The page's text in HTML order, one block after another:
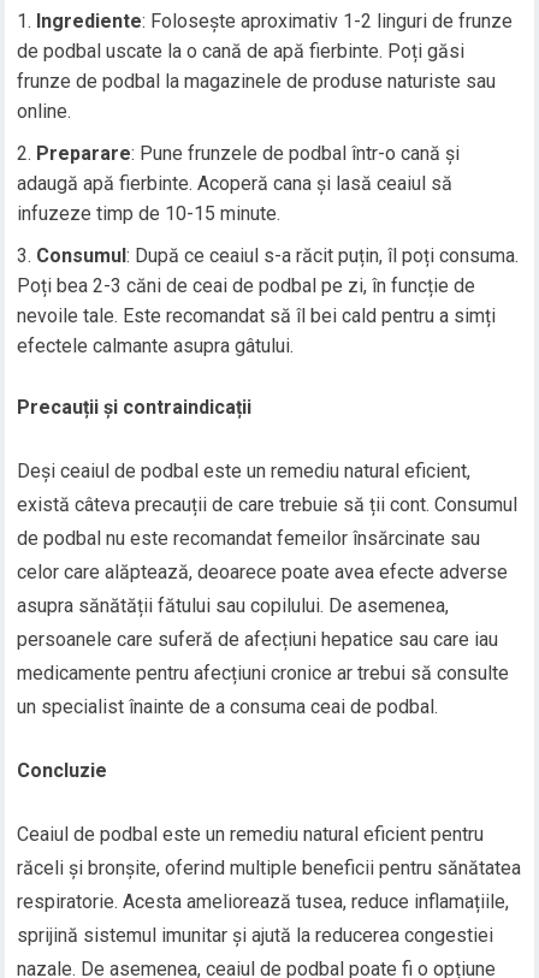
Ingrediente: Folosește aproximativ 1-2 linguri de frunze
de podbal uscate la o cană de apă fierbinte. Poți găsi
frunze de podbal la magazinele de produse naturiste sau
online.
Preparare: Pune frunzele de podbal într-o cană și
adaugă apă fierbinte. Acoperă cana și lasă ceaiul să
infuzeze timp de 10-15 minute.
Consumul: După ce ceaiul s-a răcit puțin, îl poți consuma.
Poți bea 2-3 căni de ceai de podbal pe zi, în funcție de
nevoile tale. Este recomandat să îl bei cald pentru a simți
efectele calmante asupra gâtului.
Precauții și contraindicații
Deși ceaiul de podbal este un remediu natural eficient,
există câteva precauții de care trebuie să ții cont. Consumul
de podbal nu este recomandat femeilor însărcinate sau
celor care alăptează, deoarece poate avea efecte adverse
asupra sănătății fătului sau copilului. De asemenea,
persoanele care suferă de afecțiuni hepatice sau care iau
medicamente pentru afecțiuni cronice ar trebui să consulte
un specialist înainte de a consuma ceai de podbal.
Concluzie
Ceaiul de podbal este un remediu natural eficient pentru
răceli și bronșite, oferind multiple beneficii pentru sănătatea
respiratorie. Acesta ameliorează tusea, reduce inflamațiile,
sprijină sistemul imunitar și ajută la reducerea congestiei
nazale. De asemenea, ceaiul de podbal poate fi o opțiune